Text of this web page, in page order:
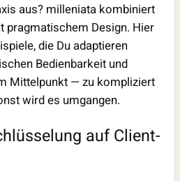
aus? milleniata kombiniert
pragmatischem Design. Hier
die Du adaptieren
Bedienbarkeit und
Mittelpunkt — zu kompliziert
wird es umgangen.
auf Client-